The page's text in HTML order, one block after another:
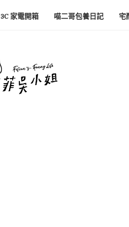
3C 家電開箱 喵二哥包養日記 宅